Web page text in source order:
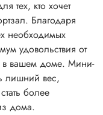
тех, кто хочет
Благодаря
необходимых
удовольствия от
в вашем доме. Мини-
лишний вес,
более
дома.